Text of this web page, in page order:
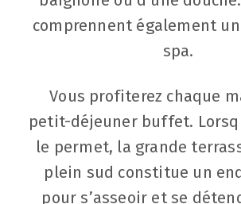
comprennent également
spa.
Vous profiterez chaque
petit-déjeuner buffet.
le permet, la grande
plein sud constitue un
pour s’asseoir et se